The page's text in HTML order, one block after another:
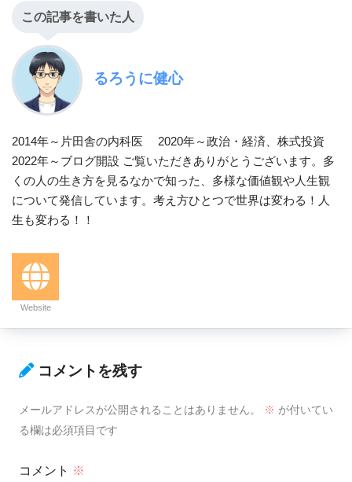
この記事を書いた人
るろうに健心
2014年～片田舎の内科医 2020年～政治・経済、株式投資
2022年～ブログ開設 ご覧いただきありがとうございます。多
くの人の生き方を見るなかで知った、多様な価値観や人生観
について発信しています。考え方ひとつで世界は変わる！人
生も変わる！！
Website
コメントを残す
メールアドレスが公開されることはありません。 ※ が付いてい
る欄は必須項目です
コメント ※